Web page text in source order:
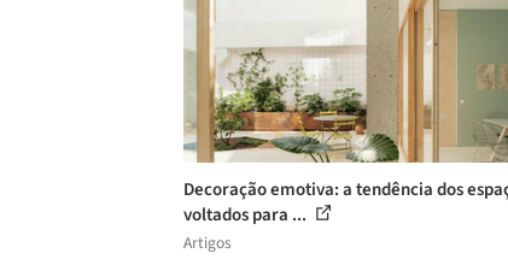
Decoração emotiva: a tendência dos
voltados para ...
Artigos